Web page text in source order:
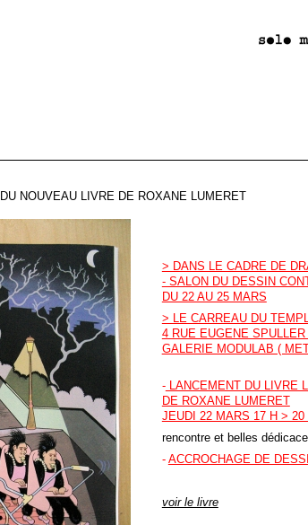
NOUVEAU LIVRE DE ROXANE LUMERET
> DANS LE CADRE DE
- SALON DU DESSIN
DU 22 AU 25 MARS
> LE CARREAU DU
4 RUE EUGENE
GALERIE MODULAB (
-LANCEMENT DU LIVRE
DE ROXANE LUMERET
JEUDI 22 MARS 17 H > 20
rencontre et belles
- ACCROCHAGE DE
voir le livre